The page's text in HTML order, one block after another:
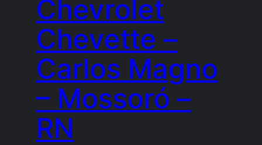
Chevrolet
Chevette –
Carlos Magno
– Mossoró –
RN